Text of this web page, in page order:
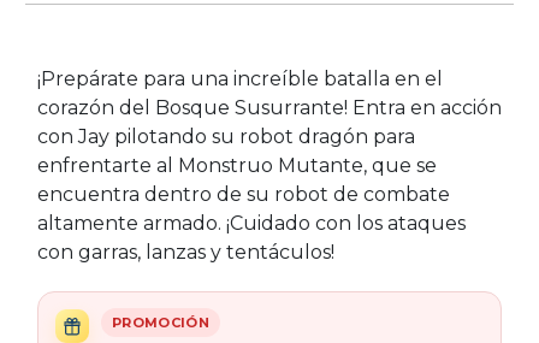
¡Prepárate para una increíble batalla en el
corazón del Bosque Susurrante! Entra en acción
con Jay pilotando su robot dragón para
enfrentarte al Monstruo Mutante, que se
encuentra dentro de su robot de combate
altamente armado. ¡Cuidado con los ataques
con garras, lanzas y tentáculos!
PROMOCIÓN